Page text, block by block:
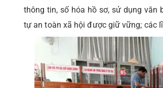
thông tin, số hóa hồ sơ, sử dụng
tự an toàn xã hội được giữ vững; các